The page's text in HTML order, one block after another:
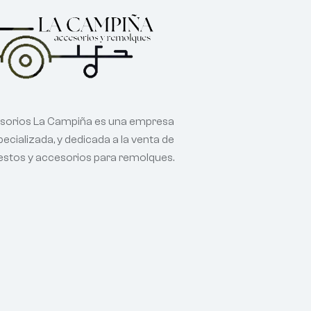
La Campiña es una empresa
y dedicada a la venta de
y accesorios para remolques.